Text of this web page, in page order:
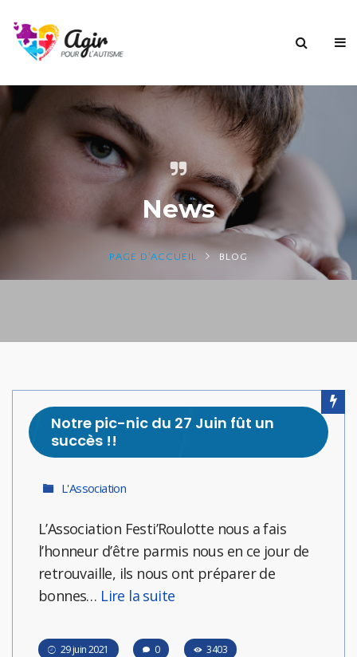
News
PAGE D'ACCUEIL BLOG
Notre pic-nic du 27 Juin fût un
succès !!
L'Association
L’Association Festi’Roulotte nous a fais
l’honneur d’être parmis nous en ce jour de
retrouvaille, ils nous ont préparer de
bonnes… Lire la suite
29 juin 2021 0 3403